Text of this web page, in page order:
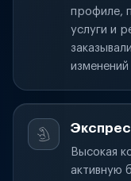
профиле,
услуги и
Высокая
активную